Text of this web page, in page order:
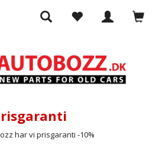
har vi prisgaranti -10%